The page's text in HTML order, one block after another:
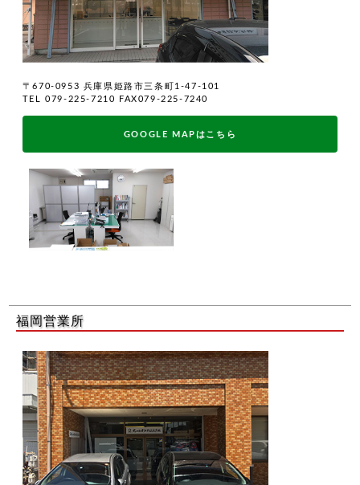
〒670-0953 兵庫県姫路市三条町1-47-101
TEL 079-225-7210 FAX079-225-7240
GOOGLE MAPはこちら
福岡営業所